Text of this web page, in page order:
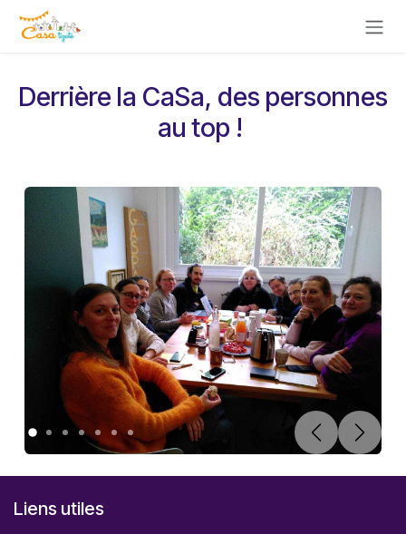
Se rendre au contenu
Derrière la CaSa, des personnes
au top !
Précédent
Liens utiles